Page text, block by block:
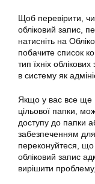
Щоб перевірити,
обліковий запис,
натисніть на
побачите список
тип їхніх
в систему як
Якщо у вас все ще
цільової папки,
доступу до папки
забезпеченням
переконуйтеся, що
обліковий запис
вирішити